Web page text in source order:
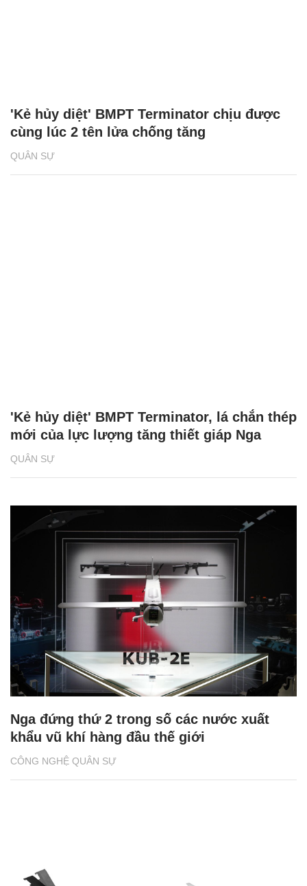
QUÂN SỰ
'Kẻ hủy diệt' BMPT Terminator chịu được
cùng lúc 2 tên lửa chống tăng
QUÂN SỰ
'Kẻ hủy diệt' BMPT Terminator, lá chắn thép
mới của lực lượng tăng thiết giáp Nga
CÔNG NGHỆ QUÂN SỰ
Nga đứng thứ 2 trong số các nước xuất
khẩu vũ khí hàng đầu thế giới